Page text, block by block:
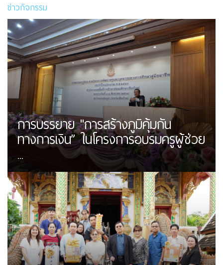
ข่าวกิจกรรม
การบรรยาย "การสร้างภูมิคุ้มกัน
ทางการเงิน” ในโครงการอบรมครูผู้ช่วย
...